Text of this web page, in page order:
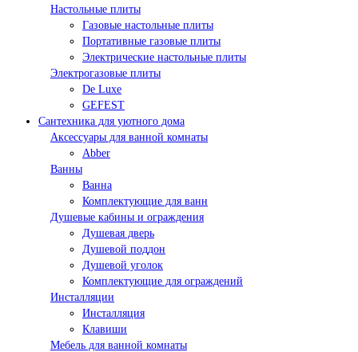
Настольные плиты
Газовые настольные плиты
Портативные газовые плиты
Электрические настольные плиты
Электрогазовые плиты
De Luxe
GEFEST
Сантехника для уютного дома
Аксессуары для ванной комнаты
Abber
Ванны
Ванна
Комплектующие для ванн
Душевые кабины и ограждения
Душевая дверь
Душевой поддон
Душевой уголок
Комплектующие для ограждений
Инсталляции
Инсталляция
Клавиши
Мебель для ванной комнаты